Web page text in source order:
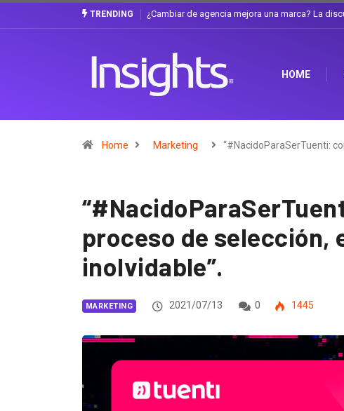
TRENDING Gabriela Herrera y el arte de cambiarse el
HOME
Home Marketing “#NacidoParaSerTuenti:
proceso de selección,
inolvidable”.
MARKETING 2021/07/13 0 1445